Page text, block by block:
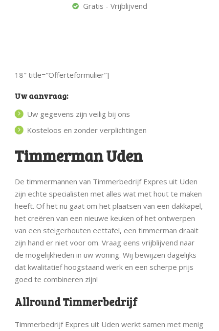
Gratis - Vrijblijvend
18″ title=”Offerteformulier”]
Uw aanvraag:
Uw gegevens zijn veilig bij ons
Kosteloos en zonder verplichtingen
Timmerman Uden
De timmermannen van Timmerbedrijf Expres uit Uden
zijn echte specialisten met alles wat met hout te maken
heeft. Of het nu gaat om het plaatsen van een dakkapel,
het creëren van een nieuwe keuken of het ontwerpen
van een steigerhouten eettafel, een timmerman draait
zijn hand er niet voor om. Vraag eens vrijblijvend naar
de mogelijkheden in uw woning. Wij bewijzen dagelijks
dat kwalitatief hoogstaand werk en een scherpe prijs
goed te combineren zijn!
Allround Timmerbedrijf
Timmerbedrijf Expres uit Uden werkt samen met menig